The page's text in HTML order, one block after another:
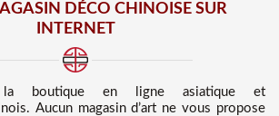
DÉCO CHINOISE SUR
INTERNET
la boutique en ligne asiatique et
Aucun magasin d’art ne vous propose